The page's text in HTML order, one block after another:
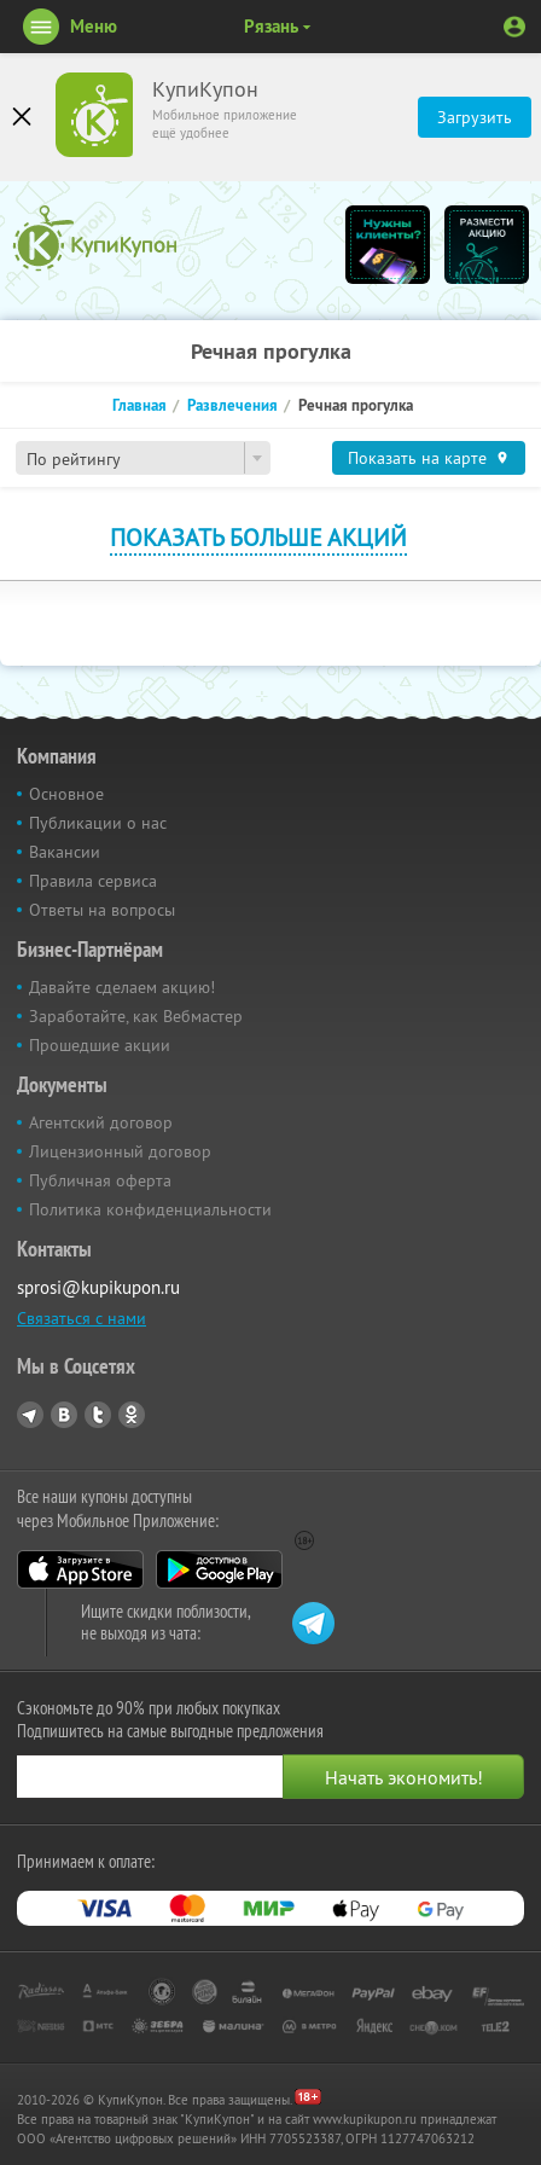
КупиКупон
Мобильное приложение
ещё удобнее
Загрузить
Меню Рязань
Речная прогулка
По рейтингу
Главная Развлечения Речная прогулка
Показать на карте
ПОКАЗАТЬ БОЛЬШЕ АКЦИЙ
Компания
Основное
Публикации о нас
Вакансии
Правила сервиса
Ответы на вопросы
Бизнес-Партнёрам
Давайте сделаем акцию!
Заработайте, как Вебмастер
Прошедшие акции
Документы
Агентский договор
Лицензионный договор
Публичная оферта
Политика конфиденциальности
Контакты
sprosi@kupikupon.ru
Связаться с нами
Мы в Соцсетях
Все наши купоны доступны
через Мобильное Приложение:
Ищите скидки поблизости,
не выходя из чата:
Сэкономьте до 90% при любых покупках
Подпишитесь на самые выгодные предложения
Принимаем к оплате:
2010-2026 © КупиКупон. Все права защищены.
Все права на товарный знак "КупиКупон" и на сайт www.kupikupon.ru принадлежат
OOO «Агентство цифровых решений» ИНН 7705523387, ОГРН 1127747063212